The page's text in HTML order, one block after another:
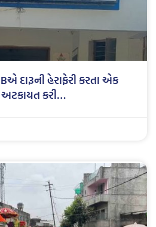
દારૂની હેરાફેરી કરતા એક
કરી…